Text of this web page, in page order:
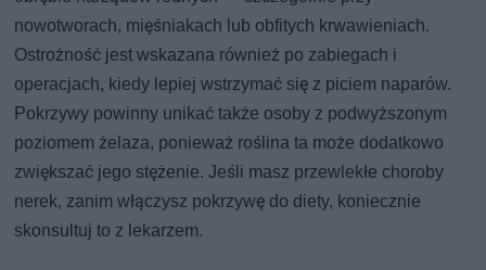
nowotworach, mięśniakach lub obfitych krwawieniach.
Ostrożność jest wskazana również po zabiegach i
operacjach, kiedy lepiej wstrzymać się z piciem naparów.
Pokrzywy powinny unikać także osoby z podwyższonym
poziomem żelaza, ponieważ roślina ta może dodatkowo
zwiększać jego stężenie. Jeśli masz przewlekłe choroby
nerek, zanim włączysz pokrzywę do diety, koniecznie
skonsultuj to z lekarzem.